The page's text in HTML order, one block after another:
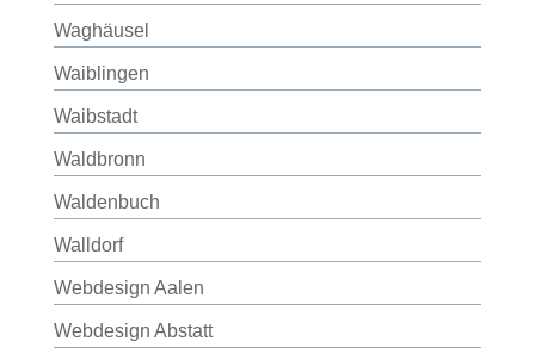
Waghäusel
Waiblingen
Waibstadt
Waldbronn
Waldenbuch
Walldorf
Webdesign Aalen
Webdesign Abstatt